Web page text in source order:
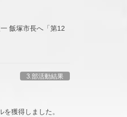
飯塚市長へ「第12
3.部活動結果
獲得しました。